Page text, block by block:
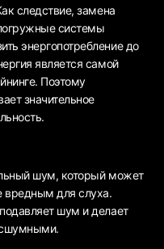
следствие, замена
системы
энергопотребление до
является самой
Поэтому
значительное
шум, который может
для слуха.
шум и делает